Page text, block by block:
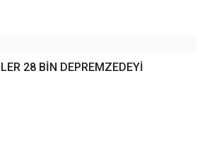
28 BİN DEPREMZEDEYİ